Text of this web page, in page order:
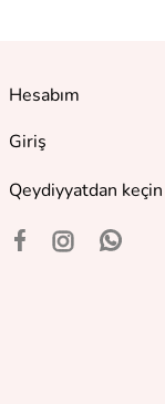
Hesabım
Giriş
Qeydiyyatdan keçin